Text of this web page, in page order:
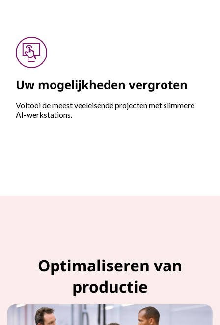
Uw mogelijkheden vergroten
Voltooi de meest veeleisende projecten met slimmere
AI-werkstations.
Optimaliseren van
productie